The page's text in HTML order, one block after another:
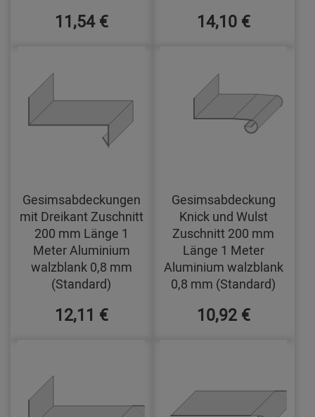
11,54 € 14,10 €
Gesimsabdeckungen
mit Dreikant Zuschnitt
200 mm Länge 1
Meter Aluminium
walzblank 0,8 mm
(Standard)
12,11 €
Gesimsabdeckung
Knick und Wulst
Zuschnitt 200 mm
Länge 1 Meter
Aluminium walzblank
0,8 mm (Standard)
10,92 €